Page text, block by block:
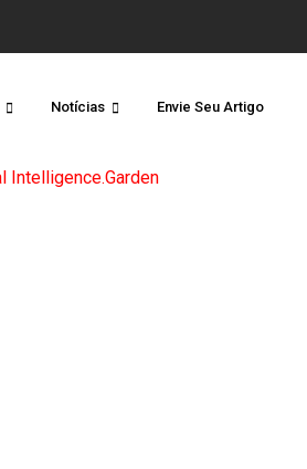
Notícias Envie Seu Artigo